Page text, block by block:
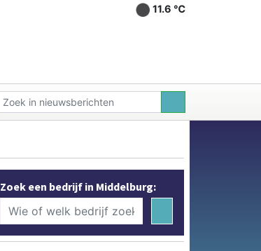
11.6 ℃
Zoek een bedrijf in Middelburg: